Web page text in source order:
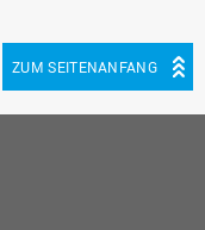
ZUM SEITENANFANG